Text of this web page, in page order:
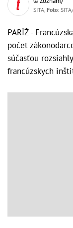
SITA, Foto:
PARÍŽ -
počet
súčasťou
francúzskych